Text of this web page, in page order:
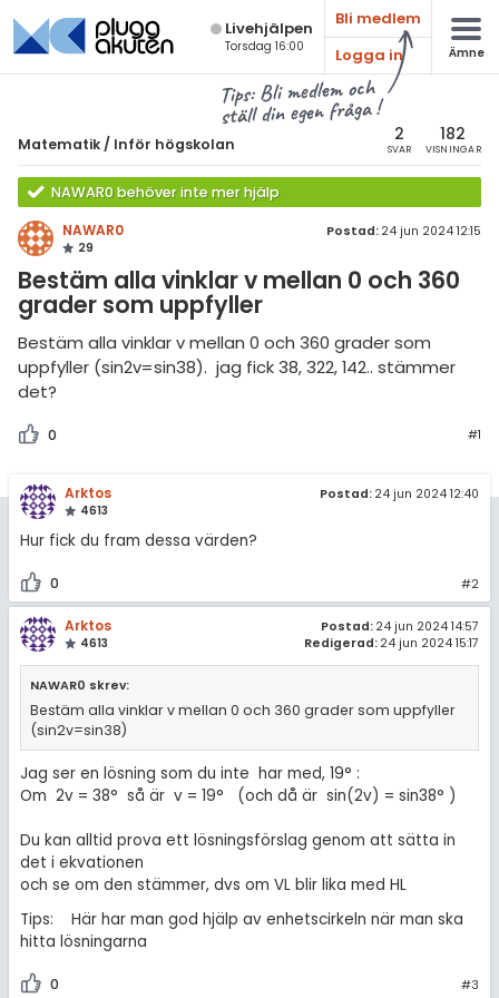
Live­hjälpen
Torsdag 16:00
Bli medlem
Logga in
Ämne
Tips: Bli medlem och
ställ din egen fråga !
Matematik / Inför högskolan 2
SVAR
182
VISNINGAR
NAWAR0 behöver inte mer hjälp
NAWAR0
29
Postad: 24 jun 2024 12:15
Bestäm alla vinklar v mellan 0 och 360
grader som uppfyller
Bestäm alla vinklar v mellan 0 och 360 grader som
uppfyller (sin2v=sin38). jag fick 38, 322, 142.. stämmer
det?
0 #1
Arktos
4613
Postad: 24 jun 2024 12:40
Hur fick du fram dessa värden?
0 #2
Arktos
4613
Postad: 24 jun 2024 14:57
Redigerad: 24 jun 2024 15:17
NAWAR0 skrev:
Bestäm alla vinklar v mellan 0 och 360 grader som uppfyller
(sin2v=sin38)
Jag ser en lösning som du inte har med, 19° :
Om 2v = 38° så är v = 19° (och då är sin(2v) = sin38° )
Du kan alltid prova ett lösningsförslag genom att sätta in
det i ekvationen
och se om den stämmer, dvs om VL blir lika med HL
Tips: Här har man god hjälp av enhetscirkeln när man ska
hitta lösningarna
0 #3
Alla ämnen
Matematik
Alla trådar
Årskurs 7
Årskurs 9
Matte 1
Matte 2
Inför högskolan
Högskoleprovet
MaFy (mattedelen)
Allmänna diskussioner
Livehjälpen
Topplistor
Regler
& Bygg
ämnen
diskussioner